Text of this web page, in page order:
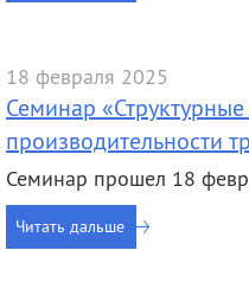
18 февраля 2025
Семинар
производительности
Семинар прошел 18
Читать дальше